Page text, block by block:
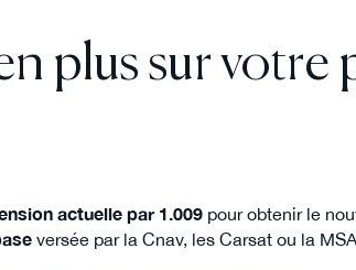
plus sur votre
actuelle par 1.009 pour obtenir le
versée par la Cnav, les Carsat ou la MSA.